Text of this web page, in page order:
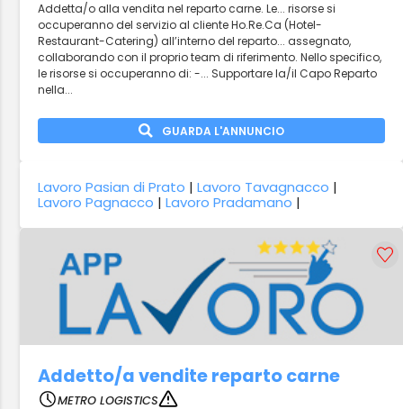
Addetta/o alla vendita nel reparto carne. Le... risorse si
occuperanno del servizio al cliente Ho.Re.Ca (Hotel-
Restaurant-Catering) all’interno del reparto... assegnato,
collaborando con il proprio team di riferimento. Nello specifico,
le risorse si occuperanno di: -... Supportare la/il Capo Reparto
nella...
GUARDA L'ANNUNCIO
Lavoro Pasian di Prato |Lavoro Tavagnacco |
Lavoro Pagnacco |Lavoro Pradamano |
Addetto/a vendite reparto carne
METRO LOGISTICS